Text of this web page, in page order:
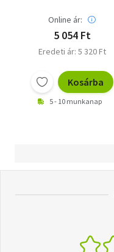
Online ár:
5 054 Ft
Eredeti ár: 5 320 Ft
Kosárba
5 - 10 munkanap